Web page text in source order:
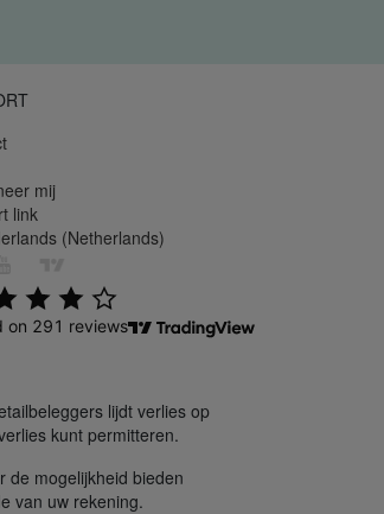
mij
link
(Netherlands)
lijdt verlies op
kunt permitteren.
de mogelijkheid bieden
van uw rekening.